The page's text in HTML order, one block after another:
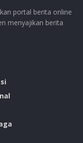
portal berita online
menyajikan berita